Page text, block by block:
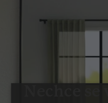
Nechce